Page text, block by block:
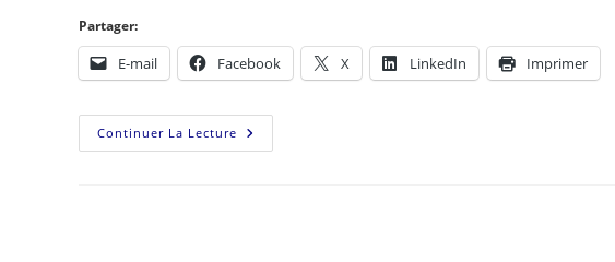
Partager:
E-mail Facebook X LinkedIn Imprimer
Continuer La Lecture